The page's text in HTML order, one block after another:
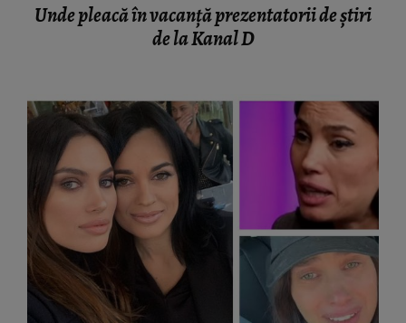
Unde pleacă în vacanță prezentatorii de știri
de la Kanal D